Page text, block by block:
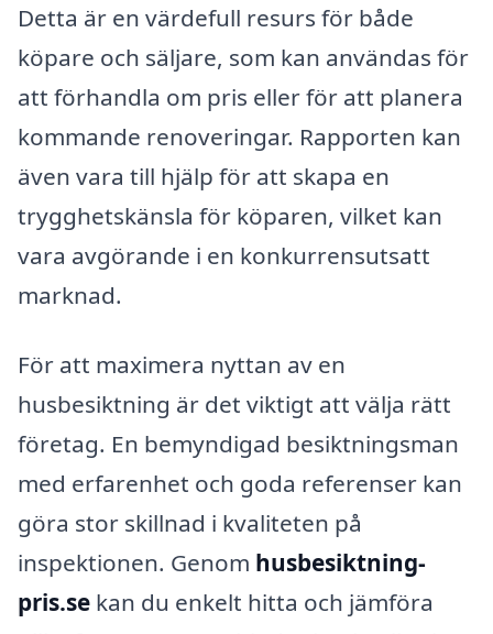
Detta är en värdefull resurs för både
köpare och säljare, som kan användas för
att förhandla om pris eller för att planera
kommande renoveringar. Rapporten kan
även vara till hjälp för att skapa en
trygghetskänsla för köparen, vilket kan
vara avgörande i en konkurrensutsatt
marknad.
För att maximera nyttan av en
husbesiktning är det viktigt att välja rätt
företag. En bemyndigad besiktningsman
med erfarenhet och goda referenser kan
göra stor skillnad i kvaliteten på
inspektionen. Genom husbesiktning-
pris.se kan du enkelt hitta och jämföra